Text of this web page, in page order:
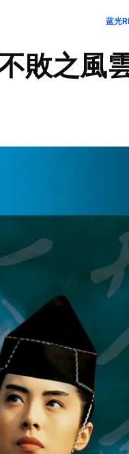
蓝光
敗之風